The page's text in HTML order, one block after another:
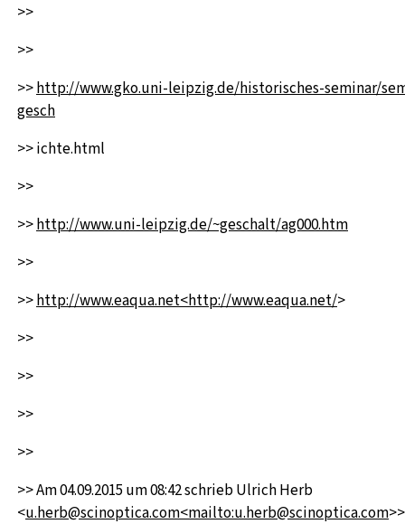
>>
>>
>>http://www.gko.uni-leipzig.de/historisches-seminar/
gesch
>> ichte.html
>>
>>http://www.uni-leipzig.de/~geschalt/ag000.htm
>>
>>http://www.eaqua.net<http://www.eaqua.net/>
>>
>>
>>
>>
>> Am 04.09.2015 um 08:42 schrieb Ulrich Herb
<u.herb@scinoptica.com<mailto:u.herb@scinoptica.com